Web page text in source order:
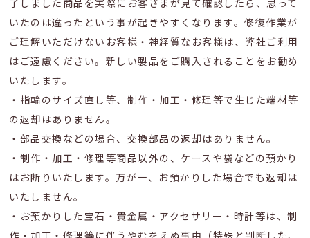
了しました商品を実際にお客さまが見て確認したら、思って
いたのは違ったという事が起きやすくなります。修復作業が
ご理解いただけないお客様・神経質なお客様は、弊社ご利用
はご遠慮ください。新しい製品をご購入されることをお勧め
いたします。
・指輪のサイズ直し等、制作・加工・修理等で生じた端材等
の返却はありません。
・部品交換などの場合、交換部品の返却はありません。
・制作・加工・修理等商品以外の、ケースや袋などの預かり
はお断りいたします。万が一、お預かりした場合でも返却は
いたしません。
・お預かりした宝石・貴金属・アクセサリー・時計等は、制
作・加工・修理等に伴うやむをえぬ事由（特殊と判断した、